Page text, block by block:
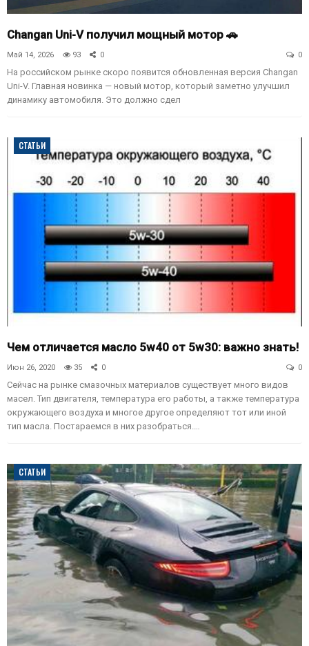
Changan Uni-V получил мощный мотор 🚗
Май 14, 2026 93 0 0
На российском рынке скоро появится обновленная версия Changan
Uni-V. Главная новинка — новый мотор, который заметно улучшил
динамику автомобиля. Это должно сдел
СТАТЬИ
Чем отличается масло 5w40 от 5w30: важно знать!
Июн 26, 2020 35 0 0
Сейчас на рынке смазочных материалов существует много видов
масел. Тип двигателя, температура его работы, а также температура
окружающего воздуха и многое другое определяют тот или иной
тип масла. Постараемся в них разобраться.…
СТАТЬИ